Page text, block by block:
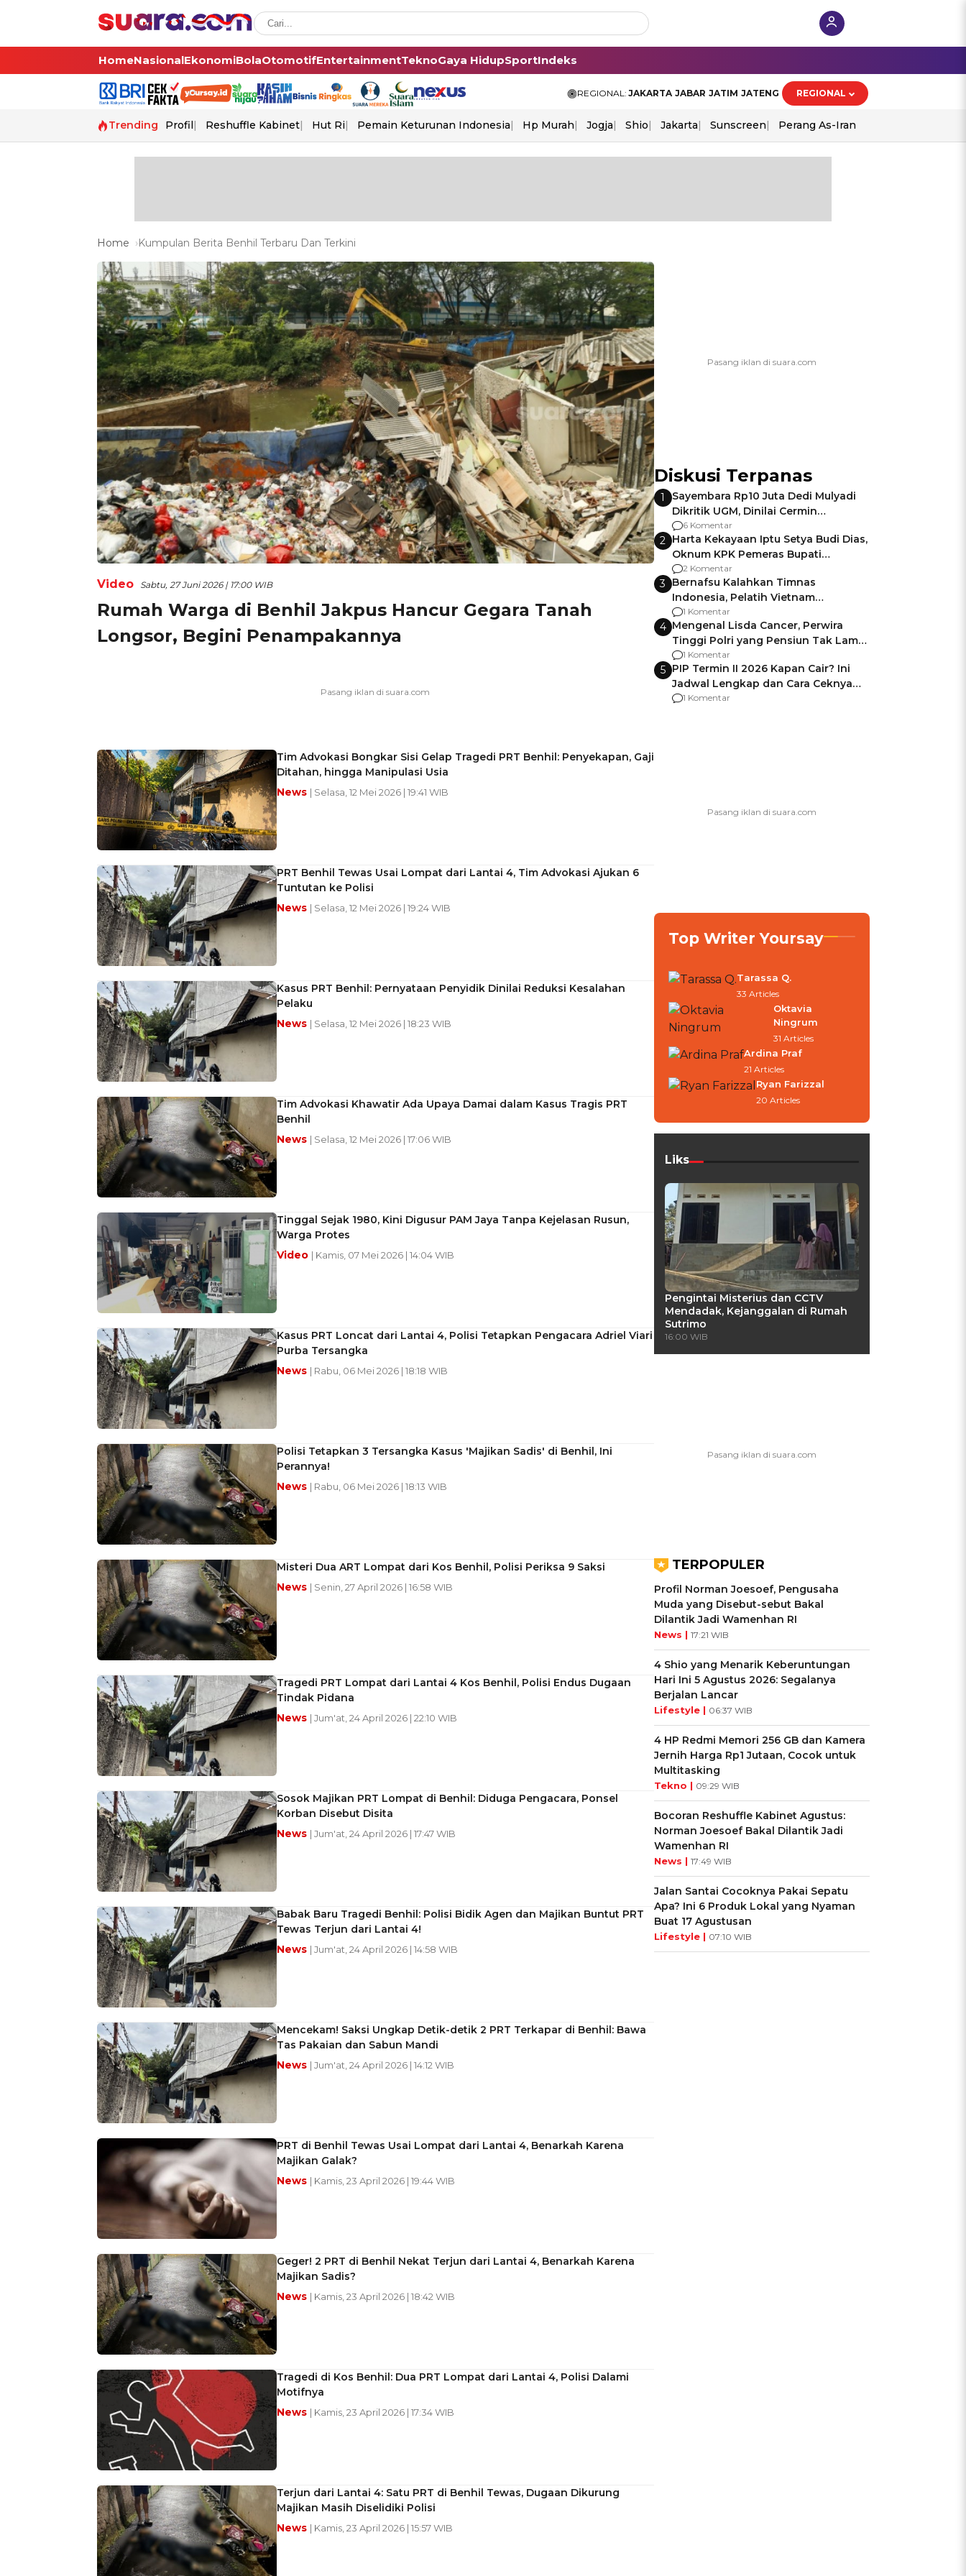
HomeNasionalEkonomiBolaOtomotifEntertainmentTeknoGaya HidupSportIndeks
REGIONAL: JAKARTA JABAR JATIM JATENG REGIONAL
Trending Profil Reshuffle Kabinet Hut Ri Pemain Keturunan Indonesia Hp Murah Jogja Shio Jakarta Sunscreen Perang As-Iran
Home Kumpulan Berita Benhil Terbaru Dan Terkini
Video Sabtu, 27 Juni 2026 | 17:00 WIB
Rumah Warga di Benhil Jakpus Hancur Gegara Tanah
Longsor, Begini Penampakannya
Tim Advokasi Bongkar Sisi Gelap Tragedi PRT Benhil: Penyekapan, Gaji
Ditahan, hingga Manipulasi Usia
News | Selasa, 12 Mei 2026 | 19:41 WIB
PRT Benhil Tewas Usai Lompat dari Lantai 4, Tim Advokasi Ajukan 6
Tuntutan ke Polisi
News | Selasa, 12 Mei 2026 | 19:24 WIB
Kasus PRT Benhil: Pernyataan Penyidik Dinilai Reduksi Kesalahan
Pelaku
News | Selasa, 12 Mei 2026 | 18:23 WIB
Tim Advokasi Khawatir Ada Upaya Damai dalam Kasus Tragis PRT
Benhil
News | Selasa, 12 Mei 2026 | 17:06 WIB
Tinggal Sejak 1980, Kini Digusur PAM Jaya Tanpa Kejelasan Rusun,
Warga Protes
Video | Kamis, 07 Mei 2026 | 14:04 WIB
Kasus PRT Loncat dari Lantai 4, Polisi Tetapkan Pengacara Adriel Viari
Purba Tersangka
News | Rabu, 06 Mei 2026 | 18:18 WIB
Polisi Tetapkan 3 Tersangka Kasus 'Majikan Sadis' di Benhil, Ini
Perannya!
News | Rabu, 06 Mei 2026 | 18:13 WIB
Misteri Dua ART Lompat dari Kos Benhil, Polisi Periksa 9 Saksi
News | Senin, 27 April 2026 | 16:58 WIB
Tragedi PRT Lompat dari Lantai 4 Kos Benhil, Polisi Endus Dugaan
Tindak Pidana
News | Jum'at, 24 April 2026 | 22:10 WIB
Sosok Majikan PRT Lompat di Benhil: Diduga Pengacara, Ponsel
Korban Disebut Disita
News | Jum'at, 24 April 2026 | 17:47 WIB
Babak Baru Tragedi Benhil: Polisi Bidik Agen dan Majikan Buntut PRT
Tewas Terjun dari Lantai 4!
News | Jum'at, 24 April 2026 | 14:58 WIB
Mencekam! Saksi Ungkap Detik-detik 2 PRT Terkapar di Benhil: Bawa
Tas Pakaian dan Sabun Mandi
News | Jum'at, 24 April 2026 | 14:12 WIB
PRT di Benhil Tewas Usai Lompat dari Lantai 4, Benarkah Karena
Majikan Galak?
News | Kamis, 23 April 2026 | 19:44 WIB
Geger! 2 PRT di Benhil Nekat Terjun dari Lantai 4, Benarkah Karena
Majikan Sadis?
News | Kamis, 23 April 2026 | 18:42 WIB
Tragedi di Kos Benhil: Dua PRT Lompat dari Lantai 4, Polisi Dalami
Motifnya
News | Kamis, 23 April 2026 | 17:34 WIB
Terjun dari Lantai 4: Satu PRT di Benhil Tewas, Dugaan Dikurung
Majikan Masih Diselidiki Polisi
News | Kamis, 23 April 2026 | 15:57 WIB
Diskusi Terpanas
1
Sayembara Rp10 Juta Dedi Mulyadi
Dikritik UGM, Dinilai Cermin
Gagalnya Negara Jamin Keamanan
6 Komentar
2 Harta Kekayaan Iptu Setya Budi Dias,
Oknum KPK Pemeras Bupati
Pemalang
2 Komentar
3 Bernafsu Kalahkan Timnas
Indonesia, Pelatih Vietnam
Berencana Pakai Jimat di Pakansari
1 Komentar
4 Mengenal Lisda Cancer, Perwira
Tinggi Polri yang Pensiun Tak Lama
Usai Jadi Brigjen
1 Komentar
5 PIP Termin II 2026 Kapan Cair? Ini
Jadwal Lengkap dan Cara Ceknya
agar Dana Tidak Hangus!
1 Komentar
Top Writer Yoursay
Tarassa Q.
33 Articles
Oktavia
Ningrum
31 Articles
Ardina Praf
21 Articles
Ryan Farizzal
20 Articles
Liks
Pengintai Misterius dan CCTV
Mendadak, Kejanggalan di Rumah
Sutrimo
16:00 WIB
TERPOPULER
Profil Norman Joesoef, Pengusaha
Muda yang Disebut-sebut Bakal
Dilantik Jadi Wamenhan RI
News | 17:21 WIB
4 Shio yang Menarik Keberuntungan
Hari Ini 5 Agustus 2026: Segalanya
Berjalan Lancar
Lifestyle | 06:37 WIB
4 HP Redmi Memori 256 GB dan Kamera
Jernih Harga Rp1 Jutaan, Cocok untuk
Multitasking
Tekno | 09:29 WIB
Bocoran Reshuffle Kabinet Agustus:
Norman Joesoef Bakal Dilantik Jadi
Wamenhan RI
News | 17:49 WIB
Jalan Santai Cocoknya Pakai Sepatu
Apa? Ini 6 Produk Lokal yang Nyaman
Buat 17 Agustusan
Lifestyle | 07:10 WIB